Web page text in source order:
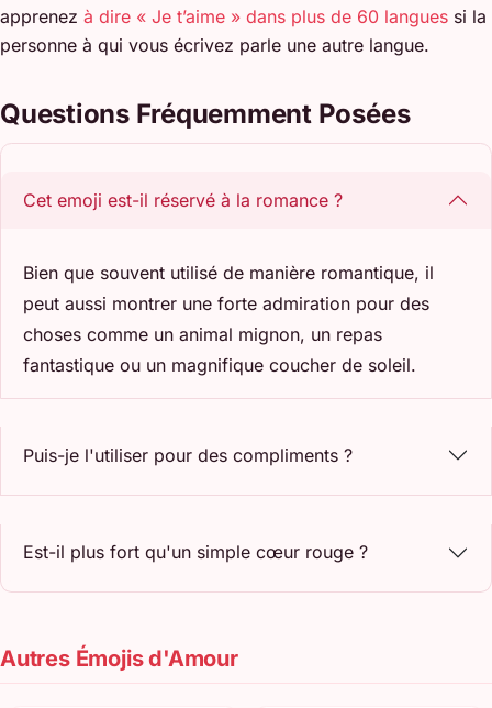
apprenez à dire « Je t’aime » dans plus de 60 langues si la
personne à qui vous écrivez parle une autre langue.
Questions Fréquemment Posées
Cet emoji est-il réservé à la romance ?
Bien que souvent utilisé de manière romantique, il
peut aussi montrer une forte admiration pour des
choses comme un animal mignon, un repas
fantastique ou un magnifique coucher de soleil.
Puis-je l'utiliser pour des compliments ?
Est-il plus fort qu'un simple cœur rouge ?
Autres Émojis d'Amour